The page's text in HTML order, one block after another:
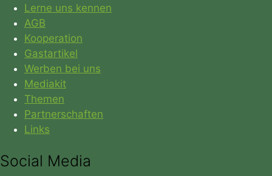
Lerne uns kennen
AGB
Kooperation
Gastartikel
Werben bei uns
Mediakit
Themen
Partnerschaften
Links
Social Media